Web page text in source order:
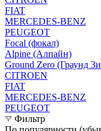
FIAT
MERCEDES-BENZ
PEUGEOT
Focal (фокал)
Alpine (Алпайн)
Ground Zero (Граунд
CITROEN
FIAT
MERCEDES-BENZ
PEUGEOT
Фильтр